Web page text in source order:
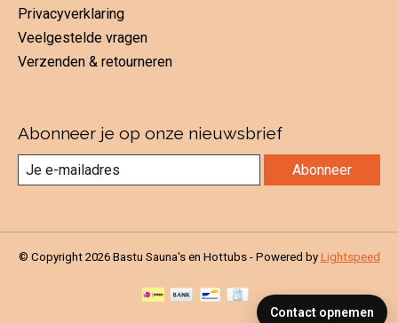
Privacyverklaring
Veelgestelde vragen
Verzenden & retourneren
Abonneer je op onze nieuwsbrief
Abonneer
© Copyright 2026 Bastu Sauna's en Hottubs - Powered by Lightspeed
Contact opnemen